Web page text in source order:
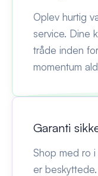
Oplev hurtig
service. Dine
tråde inden
momentum
Garanti
Shop med ro
er